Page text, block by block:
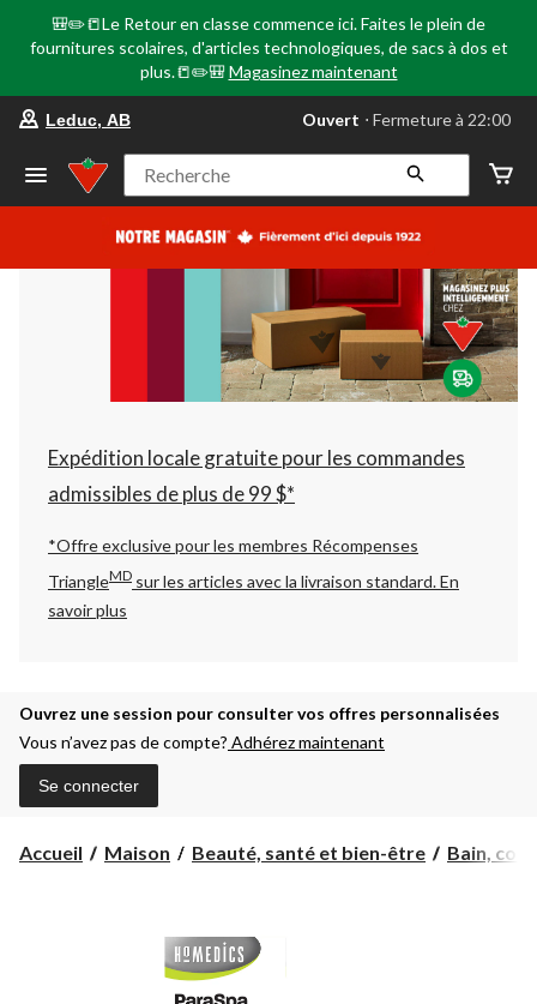
🎒✏️📒Le Retour en classe commence ici. Faites le plein de
fournitures scolaires, d'articles technologiques, de sacs à dos et
plus.📒✏️🎒 Magasinez maintenant
votre
préféré
Leduc,
AB,
courament
Fermeture
à
22:00
cliquer
pour
changer
Leduc, AB Ouvert ⋅ Fermeture à 22:00
Recherche
Expédition locale gratuite pour les commandes
admissibles de plus de 99 $*
*Offre exclusive pour les membres Récompenses
TriangleMD sur les articles avec la livraison standard.En
savoir plus
Ouvrez une session pour consulter vos offres personnalisées
Vous n’avez pas de compte? Adhérez maintenant
Se connecter
Accueil Maison Beauté, santé et bien-être Bain,